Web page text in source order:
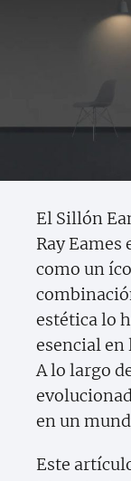
El Sillón
Ray Eames
como un
estética lo
esencial en
A lo largo
en un
Este